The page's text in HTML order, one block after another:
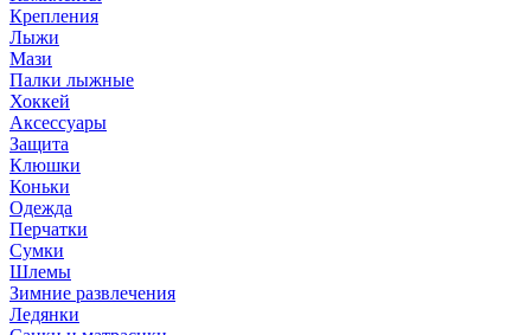
Крепления
Лыжи
Мази
Палки лыжные
Хоккей
Аксессуары
Защита
Клюшки
Коньки
Одежда
Перчатки
Сумки
Шлемы
Зимние развлечения
Ледянки